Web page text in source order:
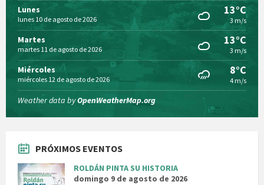
Lunes
lunes 10 de agosto de 2026
13°C
3 m/s
Martes
martes 11 de agosto de 2026
13°C
3 m/s
Miércoles
miércoles 12 de agosto de 2026
8°C
4 m/s
Weather data byOpenWeatherMap.org
PRÓXIMOS EVENTOS
ROLDÁN PINTA SU HISTORIA
domingo 9 de agosto de 2026